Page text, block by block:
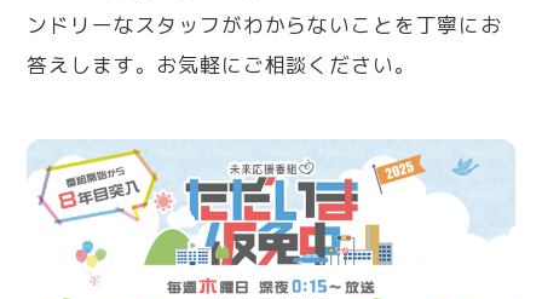
ンドリーなスタッフがわからないことを丁寧にお
答えします。お気軽にご相談ください。